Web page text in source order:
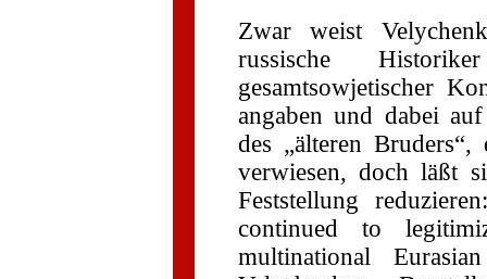
Zwar weist
russische
gesamtsowjetischer
angaben und dabei
des „älteren Bruders“,
verwiesen, doch läßt
Feststellung
continued to
multinational